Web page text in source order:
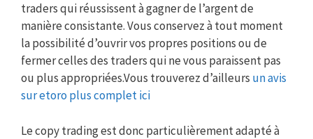
traders qui réussissent à gagner de l’argent de
manière consistante. Vous conservez à tout moment
la possibilité d’ouvrir vos propres positions ou de
fermer celles des traders qui ne vous paraissent pas
ou plus appropriées.Vous trouverez d’ailleurs un avis
sur etoro plus complet ici
Le copy trading est donc particulièrement adapté à